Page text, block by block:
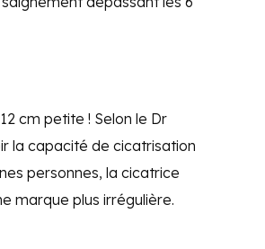
cm petite ! Selon le Dr
la capacité de cicatrisation
personnes, la cicatrice
marque plus irrégulière.